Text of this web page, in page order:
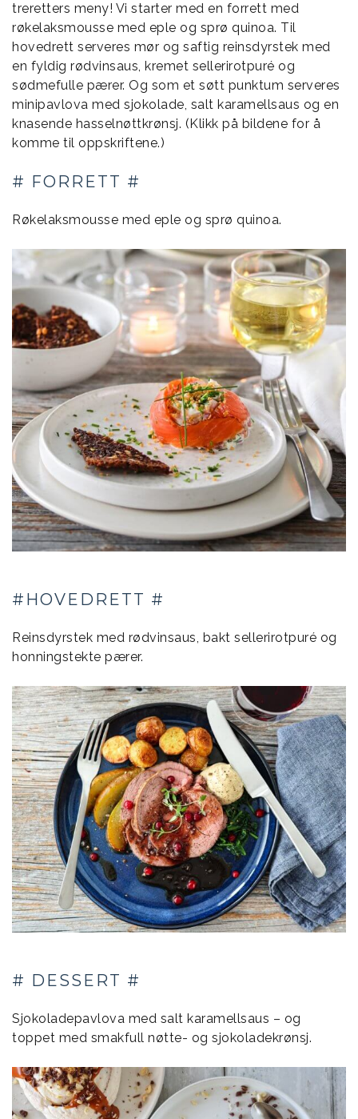
treretters meny! Vi starter med en forrett med
røkelaksmousse med eple og sprø quinoa. Til
hovedrett serveres mør og saftig reinsdyrstek med
en fyldig rødvinsaus, kremet sellerirotpuré og
sødmefulle pærer. Og som et søtt punktum serveres
minipavlova med sjokolade, salt karamellsaus og en
knasende hasselnøttkrønsj. (Klikk på bildene for å
komme til oppskriftene.)
# FORRETT #
Røkelaksmousse med eple og sprø quinoa.
#HOVEDRETT #
Reinsdyrstek med rødvinsaus, bakt sellerirotpuré og
honningstekte pærer.
# DESSERT #
Sjokoladepavlova med salt karamellsaus – og
toppet med smakfull nøtte- og sjokoladekrønsj.